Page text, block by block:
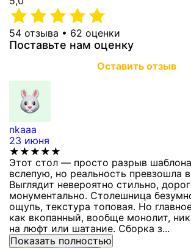
54 отзыва • 62 оценки
Поставьте нам оценку
Оставить отзыв
nkaaa
23 июня
★★★★★
Этот стол — просто разрыв
вслепую, но реальность превзошла
Выглядит невероятно стильно,
монументально. Столешница
ощупь, текстура топовая. Но
как вкопанный, вообще монолит,
на люфт или шатание. Сборка з...
Показать полностью